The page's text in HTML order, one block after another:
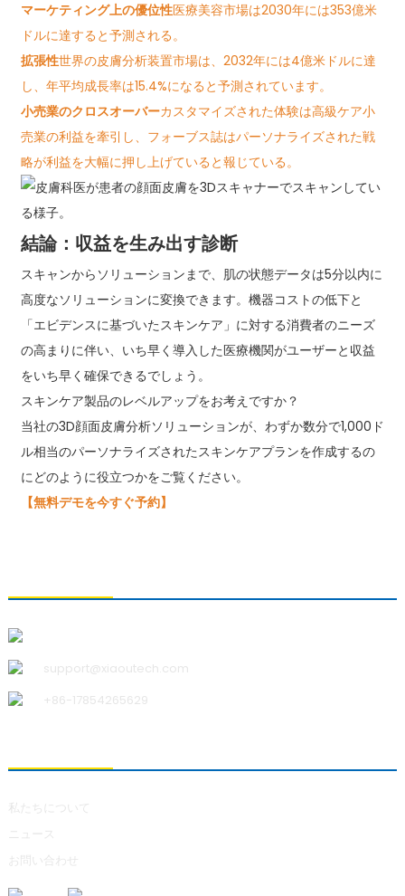
マーケティング上の優位性医療美容市場は2030年には353億米
ドルに達すると予測される。
拡張性世界の皮膚分析装置市場は、2032年には4億米ドルに達
し、年平均成長率は15.4%になると予測されています。
小売業のクロスオーバーカスタマイズされた体験は高級ケア小
売業の利益を牽引し、フォーブス誌はパーソナライズされた戦
略が利益を大幅に押し上げていると報じている。
結論：収益を生み出す診断
スキャンからソリューションまで、肌の状態データは5分以内に
高度なソリューションに変換できます。機器コストの低下と
「エビデンスに基づいたスキンケア」に対する消費者のニーズ
の高まりに伴い、いち早く導入した医療機関がユーザーと収益
をいち早く確保できるでしょう。
スキンケア製品のレベルアップをお考えですか？
当社の3D顔面皮膚分析ソリューションが、わずか数分で1,000ド
ル相当のパーソナライズされたスキンケアプランを作成するの
にどのように役立つかをご覧ください。
【無料デモを今すぐ予約】
support@xiaoutech.com
+86-17854265629
私たちについて
ニュース
お問い合わせ